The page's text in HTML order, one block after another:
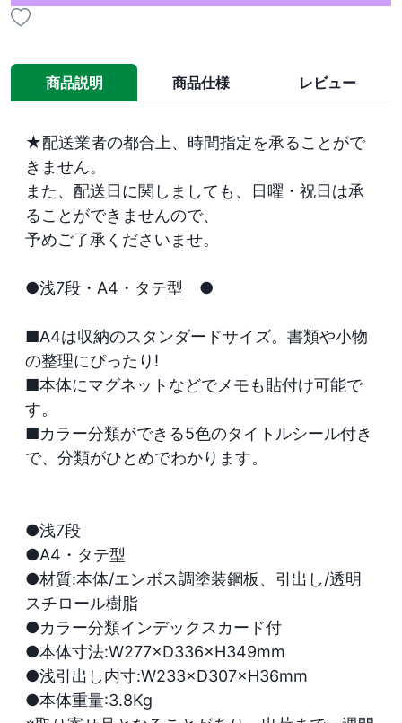
商品説明 商品仕様 レビュー
★配送業者の都合上、時間指定を承ることがで
きません。
また、配送日に関しましても、日曜・祝日は承
ることができませんので、
予めご了承くださいませ。
●浅7段・A4・タテ型　●
■A4は収納のスタンダードサイズ。書類や小物
の整理にぴったり!
■本体にマグネットなどでメモも貼付け可能で
す。
■カラー分類ができる5色のタイトルシール付き
で、分類がひとめでわかります。
●浅7段
●A4・タテ型
●材質:本体/エンボス調塗装鋼板、引出し/透明
スチロール樹脂
●カラー分類インデックスカード付
●本体寸法:W277×D336×H349mm
●浅引出し内寸:W233×D307×H36mm
●本体重量:3.8Kg